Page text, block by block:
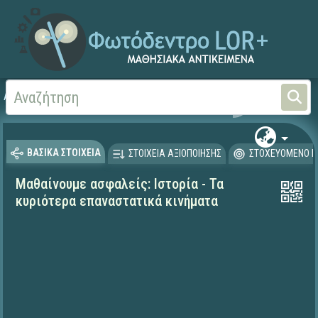
Αρχική Μαθαίνουμε στο Σπίτι
ΒΑΣΙΚΑ ΣΤΟΙΧΕΙΑ ΣΤΟΙΧΕΙΑ ΑΞΙΟΠΟΙΗΣΗΣ ΣΤΟΧΕΥΟΜΕΝΟ
Μαθαίνουμε ασφαλείς: Ιστορία - Τα
κυριότερα επαναστατικά κινήματα